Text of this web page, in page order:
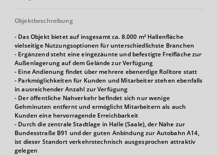
Objektbeschreibung
- Das Objekt bietet auf insgesamt ca. 8.000 m² Hallenfläche
vielseitige Nutzungsoptionen für unterschiedlichste Branchen
- Ergänzend steht eine eingezäunte und befestigte Freifläche zur
Außenlagerung auf dem Gelände zur Verfügung
- Eine Andienung findet über mehrere ebenerdige Rolltore statt
- Parkmöglichkeiten für Kunden und Mitarbeiter stehen ebenfalls
in ausreichender Anzahl zur Verfügung
- Der öffentliche Nahverkehr befindet sich nur wenige
Gehminuten entfernt und ermöglicht Mitarbeitern als auch
Kunden eine hervorragende Erreichbarkeit
- Durch die zentrale Stadtlage in Halle (Saale), der Nähe zur
Bundesstraße B91 und der guten Anbindung zur Autobahn A14,
ist dieser Standort verkehrstechnisch ausgesprochen attraktiv
gelegen